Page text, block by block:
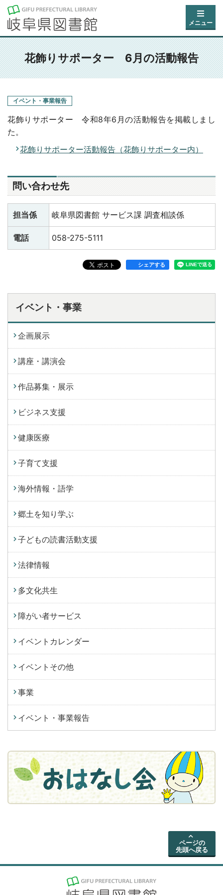
メニュー
花飾りサポーター 6月の活動報告
イベント・事業報告
花飾りサポーター 令和8年6月の活動報告を掲載しまし
た。
花飾りサポーター活動報告（花飾りサポーター内）
問い合わせ先
担当係 岐阜県図書館 サービス課 調査相談係
電話 058-275-5111
シェアする
イベント・事業
企画展示
講座・講演会
作品募集・展示
ビジネス支援
健康医療
子育て支援
海外情報・語学
郷土を知り学ぶ
子どもの読書活動支援
法律情報
多文化共生
障がい者サービス
イベントカレンダー
イベントその他
事業
イベント・事業報告
ページの
先頭へ戻る